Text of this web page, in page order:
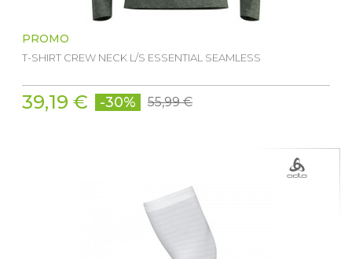
PROMO
T-SHIRT CREW NECK L/S ESSENTIAL SEAMLESS
39,19 € -30% 55,99 €